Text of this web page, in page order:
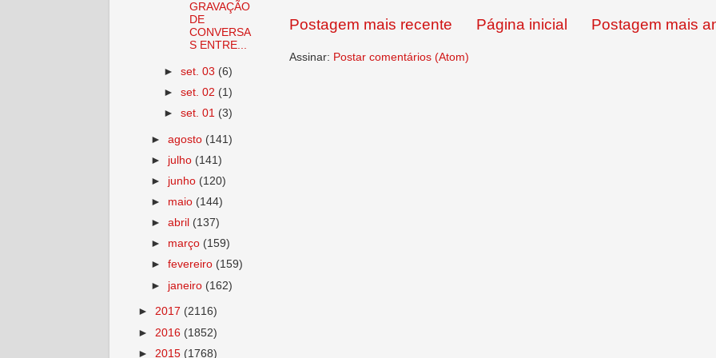
Postagem mais recente Postagem mais
Página inicial
Assinar: Postar comentários (Atom)
GRAVAÇÃO
DE
CONVERSA
S ENTRE...
►set. 03 (6)
►set. 02 (1)
►set. 01 (3)
►agosto (141)
► julho (141)
► junho (120)
► maio (144)
►abril (137)
► março (159)
►fevereiro (159)
► janeiro (162)
► 2017 (2116)
► 2016 (1852)
► 2015 (1768)